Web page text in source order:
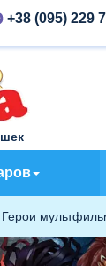
+38 (095) 229
Герои